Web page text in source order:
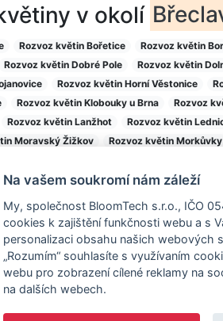
v okolí
Rozvoz květin Bořetice Rozvoz květin
Rozvoz květin Dobré Pole Rozvoz květin
Rozvoz květin Horní Věstonice
Rozvoz květin Klobouky u Brna Rozvoz
Rozvoz květin Lanžhot Rozvoz květin
Moravský Žižkov Rozvoz květin Morkůvky
Rozvoz květin Sedlec Rozvoz květin
Rozvoz květin
Pavlovice Rozvoz květin Vrbice
Informace
Časté dotazy
Obchodní podmínky
Reklamace
Osobní údaje
Na vašem soukromí nám záleží
My, společnost BloomTech s.r.o., IČO
cookies k zajištění funkčnosti webu a s
personalizaci obsahu našich webových
„Rozumím“ souhlasíte s využívaním
webu pro zobrazení cílené reklamy na
na dalších webech.